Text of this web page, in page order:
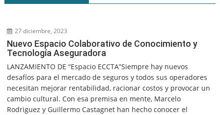
27 diciembre, 2023
Nuevo Espacio Colaborativo de Conocimiento y
Tecnología Aseguradora
LANZAMIENTO DE “Espacio ECCTA”Siempre hay nuevos
desafíos para el mercado de seguros y todos sus operadores
necesitan mejorar rentabilidad, racionar costos y provocar un
cambio cultural. Con esa premisa en mente, Marcelo
Rodriguez y Guillermo Castagnet han hecho conocer el